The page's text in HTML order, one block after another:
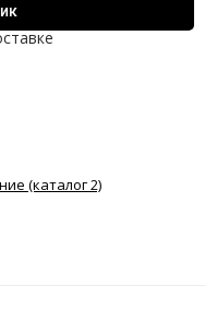
(каталог 2)